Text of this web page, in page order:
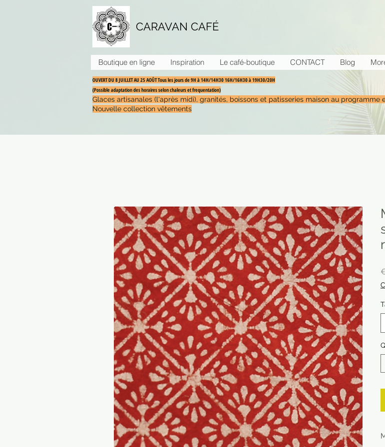
CARAVAN CAFÉ
Boutique en ligne Inspiration Le café-boutique CONTACT Blog
OUVERT DU 8 JUILLET AU 25 AOÛT Tous les jours de 9H à 14H/14H30 16H/16H30 à 19H30/20H
(Possible adaptation des horaires selon chaleurs et frequentation)
Glaces artisanales (l'après midi), granités, boissons et patisseries maison au programme
Nouvelle collection vêtements